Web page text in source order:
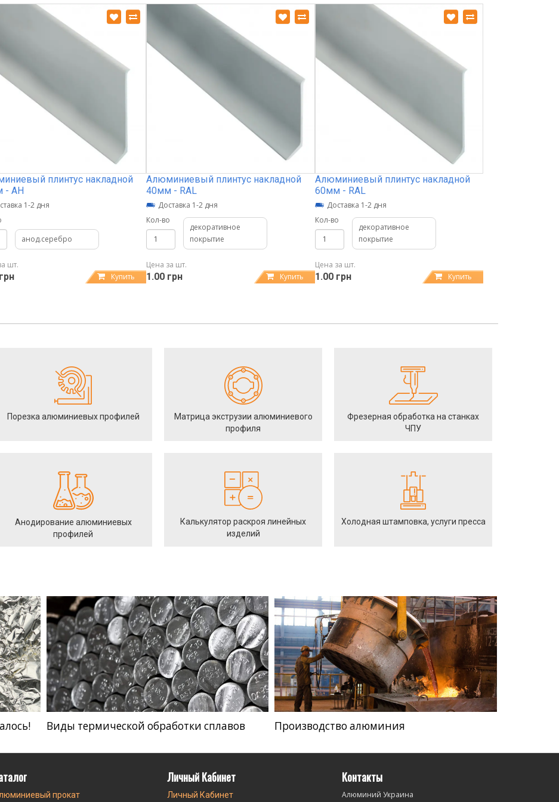
плинтус накладной
- АН
1-2 дня
анод.серебро
шт.
Купить
Алюминиевый плинтус накладной
40мм - RAL
Доставка 1-2 дня
Кол-во
декоративное
покрытие
Цена за шт.
1.00 грн Купить
Алюминиевый плинтус накладной
60мм - RAL
Доставка 1-2 дня
Кол-во
декоративное
покрытие
Цена за шт.
1.00 грн Купить
Порезка алюминиевых профилей
Матрица экструзии алюминиевого
профиля
Фрезерная обработка на станках
ЧПУ
Анодирование алюминиевых
профилей
Калькулятор раскроя линейных
изделий
Холодная штамповка, услуги пресса
Виды термической обработки сплавов Производство алюминия
прокат
Личный Кабинет
Личный Кабинет
Контакты
Алюминий Украина